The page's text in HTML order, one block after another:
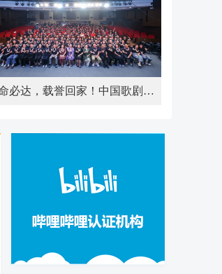
使命必达，载誉回家！中国歌剧舞剧院198名演职员，圆满完成《正义必胜》文艺晚会演出任务归来。